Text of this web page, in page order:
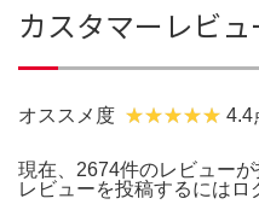
カスタマーレビュ
オススメ度 4.4
現在、2674件のレビューが
レビューを投稿するには ロ